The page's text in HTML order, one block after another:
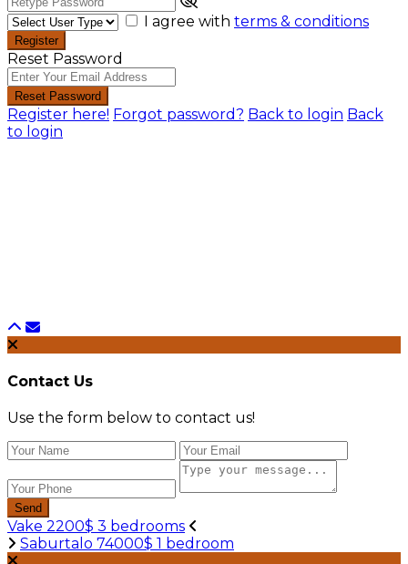
I agree with terms & conditions
Register
Reset Password
Reset Password
Register here! Forgot password? Back to login Back
to login
Contact Us
Use the form below to contact us!
Send
Vake 2200$ 3 bedrooms
Saburtalo 74000$ 1 bedroom